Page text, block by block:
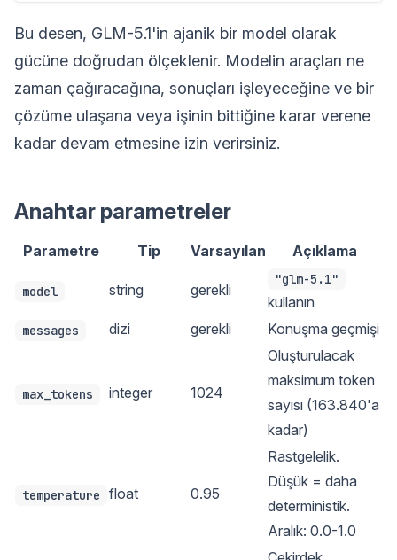
Bu desen, GLM-5.1'in ajanik bir model olarak
gücüne doğrudan ölçeklenir. Modelin araçları ne
zaman çağıracağına, sonuçları işleyeceğine ve bir
çözüme ulaşana veya işinin bittiğine karar verene
kadar devam etmesine izin verirsiniz.
Anahtar parametreler
Parametre Tip Varsayılan Açıklama
model string gerekli
"glm-5.1"
kullanın
messages dizi gerekli Konuşma geçmişi
max_tokens integer 1024
Oluşturulacak
maksimum token
sayısı (163.840'a
kadar)
temperature float 0.95
Rastgelelik.
Düşük = daha
deterministik.
Aralık: 0.0-1.0